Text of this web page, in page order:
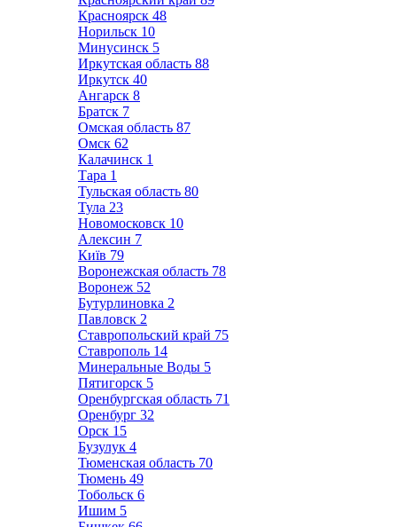
Красноярск 48
Норильск 10
Минусинск 5
Иркутская область 88
Иркутск 40
Ангарск 8
Братск 7
Омская область 87
Омск 62
Калачинск 1
Тара 1
Тульская область 80
Тула 23
Новомосковск 10
Алексин 7
Київ 79
Воронежская область 78
Воронеж 52
Бутурлиновка 2
Павловск 2
Ставропольский край 75
Ставрополь 14
Минеральные Воды 5
Пятигорск 5
Оренбургская область 71
Оренбург 32
Орск 15
Бузулук 4
Тюменская область 70
Тюмень 49
Тобольск 6
Ишим 5